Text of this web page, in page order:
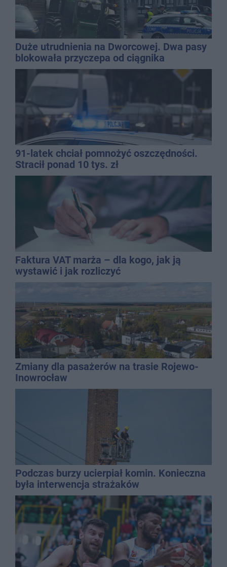
Duże utrudnienia na Dworcowej. Dwa pasy
blokowała przyczepa od ciągnika
91-latek chciał pomnożyć oszczędności.
Stracił ponad 10 tys. zł
Faktura VAT marża – dla kogo, jak ją
wystawić i jak rozliczyć
Zmiany dla pasażerów na trasie Rojewo-
Inowrocław
Podczas burzy ucierpiał komin. Konieczna
była interwencja strażaków